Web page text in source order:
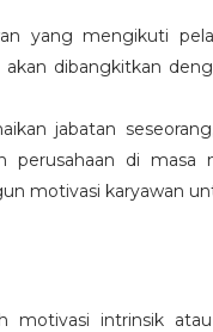
yang mengikuti
dibangkitkan
jabatan
perusahaan di masa
motivasi karyawan
motivasi intrinsik